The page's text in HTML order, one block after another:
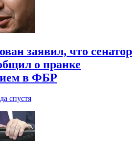
заявил, что сенатор
о пранке
в ФБР
спустя